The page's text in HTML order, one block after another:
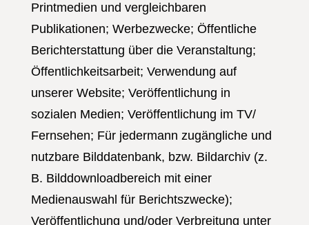
Printmedien und vergleichbaren
Publikationen; Werbezwecke; Öffentliche
Berichterstattung über die Veranstaltung;
Öffentlichkeitsarbeit; Verwendung auf
unserer Website; Veröffentlichung in
sozialen Medien; Veröffentlichung im TV/
Fernsehen; Für jedermann zugängliche und
nutzbare Bilddatenbank, bzw. Bildarchiv (z.
B. Bilddownloadbereich mit einer
Medienauswahl für Berichtszwecke);
Veröffentlichung und/oder Verbreitung unter